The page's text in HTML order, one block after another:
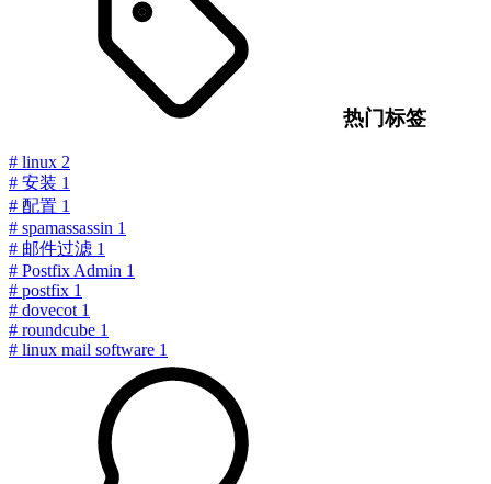
热门标签
# linux 2
# 安装 1
# 配置 1
# spamassassin 1
# 邮件过滤 1
# Postfix Admin 1
# postfix 1
# dovecot 1
# roundcube 1
# linux mail software 1